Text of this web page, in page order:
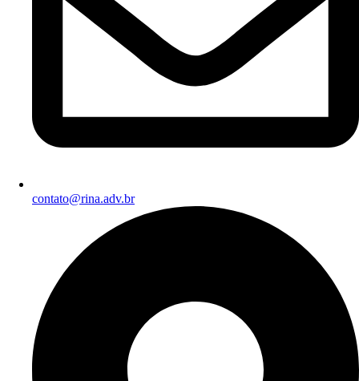
contato@rina.adv.br